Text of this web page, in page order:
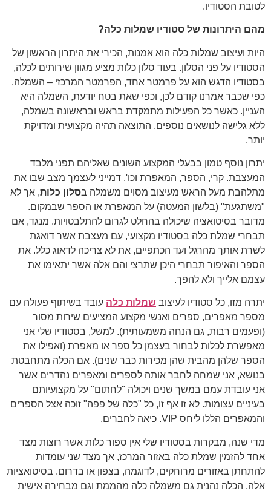
לטובת הסטודיו.
מהם היתרונות של סטודיו שמלות כלה?
היות ועיצוב שמלות כלה הוא אמנות, הכירי את היתרון הראשון של
הסטודיו על פני הסלון. בעוד סלון כלות מציע מגוון שירותים לכלה,
בסטודיו הדגש הוא על פרמטר אחד, הפרמטר המרכזי – השמלה.
כפי שכבר אמרנו קודם לכן, וכפי שאת בטח יודעת, השמלה היא
העניין. כאשר כל הפעילות מתמקדת בראש ובראשונה בשמלה,
ללא גלישה לנושאים נוספים, התוצאה תהיה מקצועית ומדויקת
יותר.
יתרון נוסף טמון בבעלי המקצוע השונים שאליהם תפני מלבד
המעצבת. קרי, הספר, המאפרת וכו'. דמייני לעצמך מצב שבו את
מתלהבת מעל הראש מעיצוב מסוים משמלה בסלון כלות, אך לא
"משתגעת" (בלשון המעטה) על המאפרת או הספר שבמקום.
מדובר בסיטואציה שיכולה בהחלט לגרום להתלבטויות. מנגד, אם
תבחרי שמלת כלה בסטודיו מקצועי, עם מעצבת אשר דואגת
לשרת אותך מהרגל ועד הכתפיים, את לא צריכה לדאוג כלל. את
הספר והאיפור תבחרי היכן שתרצי והם אלה אשר יתאימו את
עצמם אלייך ולא להפך.
יתרה מזו, כל סטודיו לעיצוב שמלות כלה עובד בשיתוף פעולה עם
מספר מאפרים, ספרים ואנשי מקצוע המציעים שירות מסור
(ופעמים רבות, גם הנחה משמעותית). למשל, בסטודיו שלי אני
מאפשרת לכלות לבחור בעצמן כל ספר או מאפרת (ואפילו את
הספר שלהן מהבית שהן מכירות כבר שנים). אם הכלה מתחבטת
בנושא, אני שמחה לחבר אותה לספרים ומאפרים נהדרים אשר
אני עובדת עמם במשך שנים ויכולה "לחתום" על מקצועיותם
בעיניים עצומות. לא זו אף זו, כל "כלה של פפה" זוכה אצל הספרים
והמאפרים הללו ליחס VIP. כיאה לחברים.
מדי שנה, מבקרות בסטודיו שלי אין ספור כלות אשר רוצות מצד
אחד להזמין שמלת כלה באזור המרכז, אך מצד שני עומדות
להתחתן באזורים מרוחקים, לדוגמה, בצפון או בדרום. בסיטואציות
אלה, הכלה נהנית גם משמלה כלה מהממת וגם מבחירה אישית